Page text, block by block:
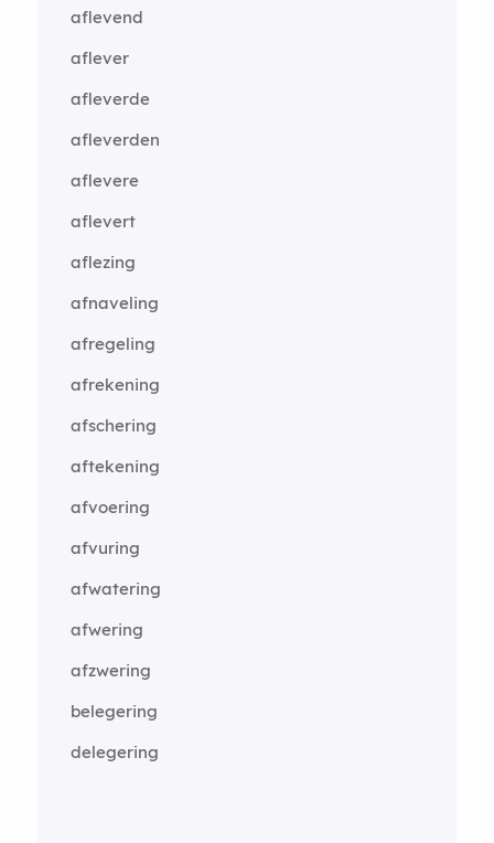
aflevend
aflever
afleverde
afleverden
aflevere
aflevert
aflezing
afnaveling
afregeling
afrekening
afschering
aftekening
afvoering
afvuring
afwatering
afwering
afzwering
belegering
delegering